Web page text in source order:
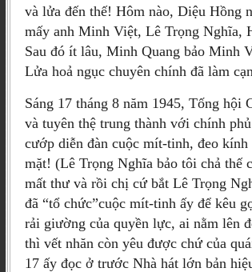
và lửa đến thế! Hôm nào, Diệu
mấy anh Minh Việt, Lê Trọng Nghĩa,
Sau đó ít lâu, Minh Quang bảo Minh
Lửa hoả ngục chuyên chính đã làm
Sáng 17 tháng 8 năm 1945, Tống
và tuyên thệ trung thành với chính
cướp diễn đàn cuộc mít-tinh, đeo
mặt! (Lê Trọng Nghĩa bảo tôi chả
mất thư và rồi chị cứ bắt Lê Trọng
đã “tổ chức”cuộc mít-tinh ấy để kêu
rải giường của quyền lực, ai nằm lên
thì vết nhăn còn yêu được chứ của
17 ấy đọc ở trước Nhà hát lớn bản